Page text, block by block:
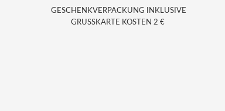
GESCHENKVERPACKUNG
INKLUSIVE
GRUSSKARTE KOSTEN 2 €